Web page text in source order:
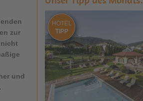
zur
und
HOTEL
TIPP